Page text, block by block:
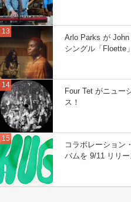
Arlo Parks が
シングル「Floette
Four Tet がニュー
ス！
コラボレーション
バムを 9/11 リリー